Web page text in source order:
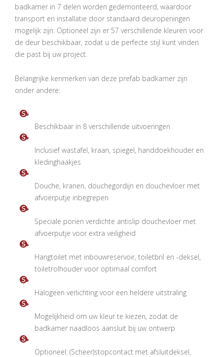
badkamer in 7 delen worden gedemonteerd, waardoor
transport en installatie door standaard deuropeningen
mogelijk zijn. Optioneel zijn er 57 verschillende kleuren voor
de deur beschikbaar, zodat u de perfecte stijl kunt vinden
die past bij uw project.
Belangrijke kenmerken van deze prefab badkamer zijn
onder andere:
Beschikbaar in 8 verschillende uitvoeringen
Inclusief wastafel, kraan, spiegel, handdoekhouder en
kledinghaakjes
Douche, kranen, douchegordijn en douchevloer met
afvoerputje inbegrepen
Speciale poriën verdichte antislip douchevloer met
afvoerputje voor extra veiligheid
Hangtoilet met inbouwreservoir, toiletbril en -deksel,
toiletrolhouder voor optimaal comfort
Halogeen verlichting voor een heldere uitstraling
Mogelijkheid om uw kleur te kiezen, zodat de
badkamer naadloos aansluit bij uw ontwerp
Optioneel: (Scheer)stopcontact met afsluitdeksel,